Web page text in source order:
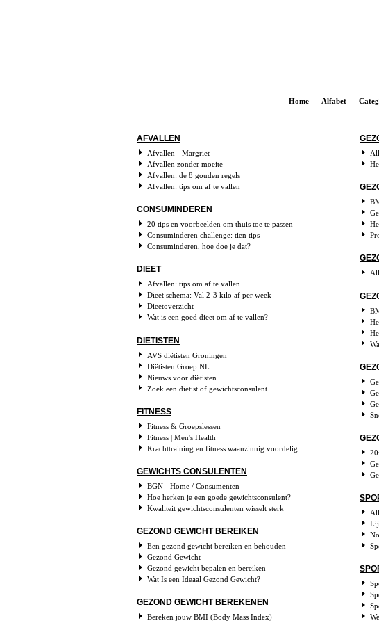
Home Alfabet
AFVALLEN
Afvallen - Margriet
Afvallen zonder moeite
Afvallen: de 8 gouden regels
Afvallen: tips om af te vallen
CONSUMINDEREN
20 tips en voorbeelden om thuis toe te passen
Consuminderen challenge: tien tips
Consuminderen, hoe doe je dat?
DIEET
Afvallen: tips om af te vallen
Dieet schema: Val 2-3 kilo af per week
Dieetoverzicht
Wat is een goed dieet om af te vallen?
DIETISTEN
AVS diëtisten Groningen
Diëtisten Groep NL
Nieuws voor diëtisten
Zoek een diëtist of gewichtsconsulent
FITNESS
Fitness & Groepslessen
Fitness | Men's Health
Krachttraining en fitness waanzinnig voordelig
GEWICHTS CONSULENTEN
BGN - Home / Consumenten
Hoe herken je een goede gewichtsconsulent?
Kwaliteit gewichtsconsulenten wisselt sterk
GEZOND GEWICHT BEREIKEN
Een gezond gewicht bereiken en behouden
Gezond Gewicht
Gezond gewicht bepalen en bereiken
Wat Is een Ideaal Gezond Gewicht?
GEZOND GEWICHT BEREKENEN
Bereken jouw BMI (Body Mass Index)